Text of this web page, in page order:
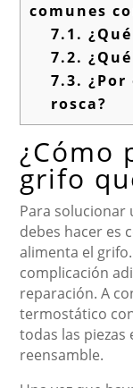
comunes
7.1.
7.2.
7.3.
rosca?
¿Cómo
grifo
Para solucionar
debes hacer es
alimenta el
complicación
reparación. A
termostático
todas las
reensamble.